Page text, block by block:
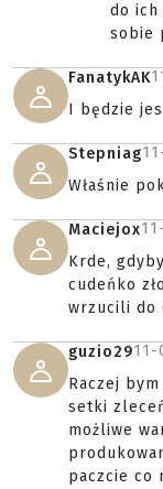
do ich
sobie
FanatykAK
I będzie
Stepniag
Właśnie
Maciejox
Krde,
cudeńko
wrzucili do
guzio2911-
Raczej
setki
możliwe
paczcie co